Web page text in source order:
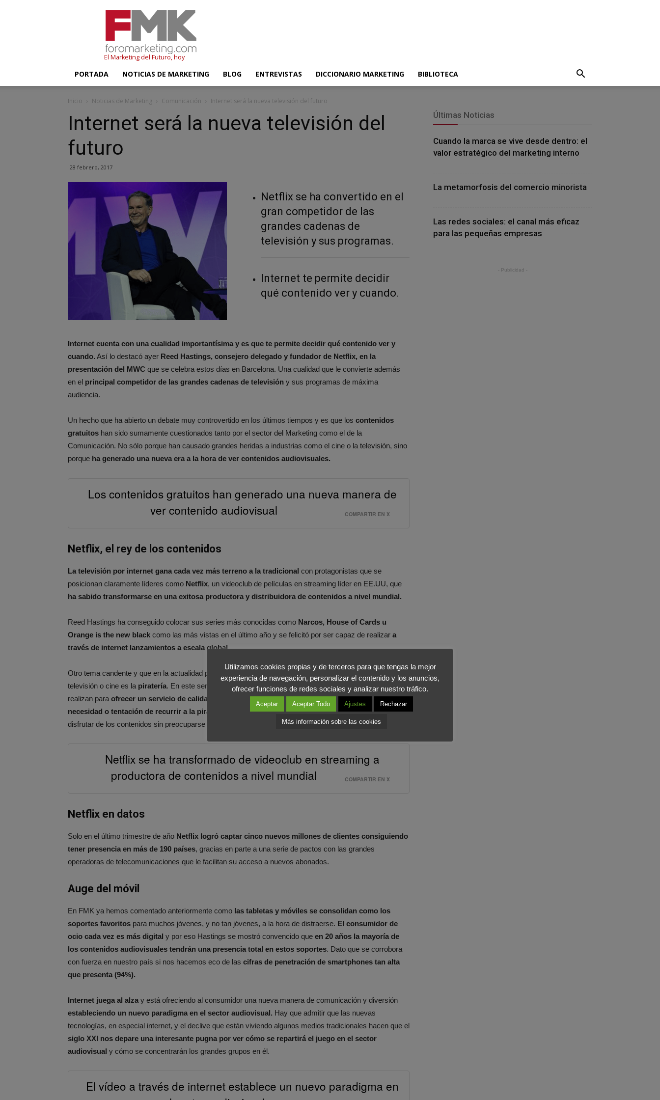
El Marketing del Futuro, hoy
PORTADA NOTICIAS DE MARKETING BLOG ENTREVISTAS DICCIONARIO MARKETING BIBLIOTECA
Inicio Noticias de Marketing Comunicación Internet será la nueva televisión del futuro
Internet será la nueva televisión del
futuro
28 febrero, 2017
Netflix se ha convertido en el
gran competidor de las
grandes cadenas de
televisión y sus programas.
Internet te permite decidir
qué contenido ver y cuando.
Internet cuenta con una cualidad importantísima y es que te permite decidir qué contenido ver y
cuando. Así lo destacó ayer Reed Hastings, consejero delegado y fundador de Netflix, en la
presentación del MWC que se celebra estos días en Barcelona. Una cualidad que le convierte además
en el principal competidor de las grandes cadenas de televisión y sus programas de máxima
audiencia.
Un hecho que ha abierto un debate muy controvertido en los últimos tiempos y es que los contenidos
gratuitos han sido sumamente cuestionados tanto por el sector del Marketing como el de la
Comunicación. No sólo porque han causado grandes heridas a industrias como el cine o la televisión, sino
porque ha generado una nueva era a la hora de ver contenidos audiovisuales.
Los contenidos gratuitos han generado una nueva manera de
ver contenido audiovisual
COMPARTIR EN X
Netflix, el rey de los contenidos
La televisión por internet gana cada vez más terreno a la tradicional con protagonistas que se
posicionan claramente líderes como Netflix, un videoclub de películas en streaming líder en EE.UU, que
ha sabido transformarse en una exitosa productora y distribuidora de contenidos a nivel mundial.
Reed Hastings ha conseguido colocar sus series más conocidas como Narcos, House of Cards u
Orange is the new black como las más vistas en el último año y se felicitó por ser capaz de realizar a
través de internet lanzamientos a escala global.
Otro tema candente y que en la actualidad preocupa en exceso a los gestores de las grandes cadenas de
televisión o cine es la piratería. En este sentido, Hastings destacó la labor que desde su compañía
realizan para ofrecer un servicio de calidad a todos sus usuarios de modo que éstos no tengan
necesidad o tentación de recurrir a la piratería
para visualizar contenidos digitales. “El consumidor debe
disfrutar de los contenidos sin preocuparse de la tarifa de datos”, puntualizó.
Netflix se ha transformado de videoclub en streaming a
productora de contenidos a nivel mundial
COMPARTIR EN X
Netflix en datos
Solo en el último trimestre de año Netflix logró captar cinco nuevos millones de clientes consiguiendo
tener presencia en más de 190 países, gracias en parte a una serie de pactos con las grandes
operadoras de telecomunicaciones que le facilitan su acceso a nuevos abonados.
Auge del móvil
En FMK ya hemos comentado anteriormente como las tabletas y móviles se consolidan como los
soportes favoritos para muchos jóvenes, y no tan jóvenes, a la hora de distraerse. El consumidor de
ocio cada vez es más digital y por eso Hastings se mostró convencido que en 20 años la mayoría de
los contenidos audiovisuales tendrán una presencia total en estos soportes. Dato que se corrobora
con fuerza en nuestro país si nos hacemos eco de las cifras de penetración de smartphones tan alta
que presenta (94%).
Internet juega al alza y está ofreciendo al consumidor una nueva manera de comunicación y diversión
estableciendo un nuevo paradigma en el sector audiovisual. Hay que admitir que las nuevas
tecnologías, en especial internet, y el declive que están viviendo algunos medios tradicionales hacen que el
siglo XXI nos depare una interesante pugna por ver cómo se repartirá el juego en el sector
audiovisual y cómo se concentrarán los grandes grupos en él.
El vídeo a través de internet establece un nuevo paradigma en
Últimas Noticias
Cuando la marca se vive desde dentro: el
valor estratégico del marketing interno
La metamorfosis del comercio minorista
Las redes sociales: el canal más eficaz
para las pequeñas empresas
- Publicidad -
Utilizamos cookies propias y de terceros para que tengas la mejor
experiencia de navegación, personalizar el contenido y los anuncios,
ofrecer funciones de redes sociales y analizar nuestro tráfico.
Aceptar Aceptar Todo Ajustes Rechazar
Más información sobre las cookies